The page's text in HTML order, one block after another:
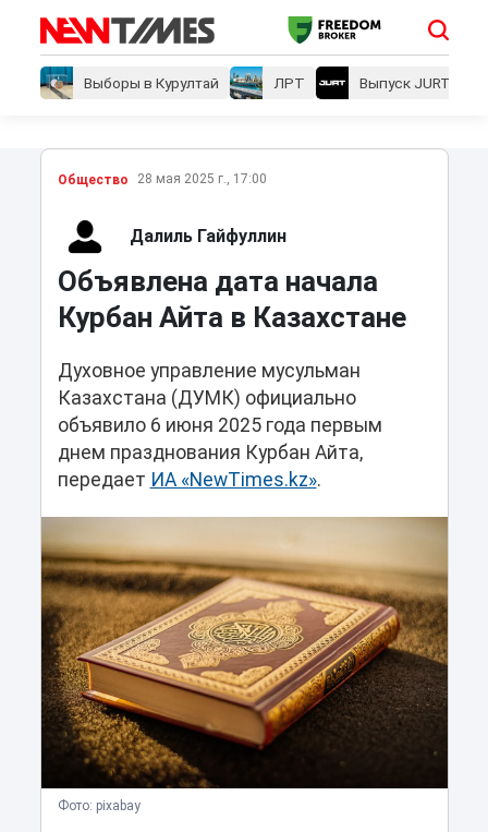
Выборы в Курултай ЛРТ Выпуск JURT
Общество 28 мая 2025 г., 17:00
Далиль Гайфуллин
Объявлена дата начала
Курбан Айта в Казахстане
Духовное управление мусульман
Казахстана (ДУМК) официально
объявило 6 июня 2025 года первым
днем празднования Курбан Айта,
передает ИА «NewTimes.kz».
Фото: pixabay